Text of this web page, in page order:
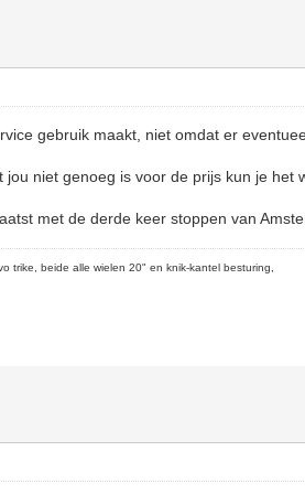
gebruik maakt, niet omdat er
niet genoeg is voor de prijs kun je het
met de derde keer stoppen van
trike, beide alle wielen 20" en knik-kantel besturing,